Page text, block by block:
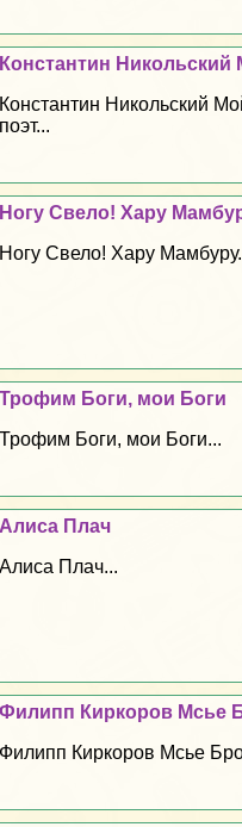
Константин Никольский
Константин Никольский
поэт...
Ногу Свело! Хару
Ногу Свело! Хару
Трофим Боги, мои Боги
Трофим Боги, мои Боги...
Алиса Плач
Алиса Плач...
Филипп Киркоров Мсье
Филипп Киркоров Мсье